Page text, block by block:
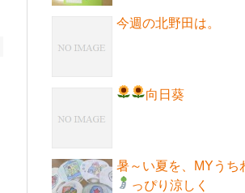
今週の北野田は。
向日葵
暑～い夏を、MYうち
っぴり涼しく